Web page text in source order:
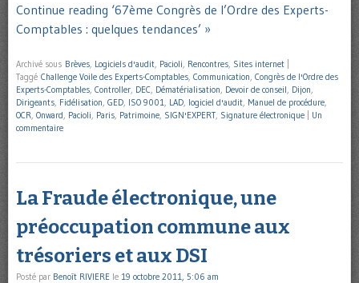
Continue reading ‘67ème Congrès de l’Ordre des Experts-
Comptables : quelques tendances’ »
Archivé sous Brèves, Logiciels d'audit, Pacioli, Rencontres, Sites internet
Taggé Challenge Voile des Experts-Comptables, Communication, Congrès de l'Ordre des
Experts-Comptables, Controller, DEC, Dématérialisation, Devoir de conseil, Dijon,
Dirigeants, Fidélisation, GED, ISO 9001, LAD, logiciel d'audit, Manuel de procédure,
OCR, Onward, Pacioli, Paris, Patrimoine, SIGN'EXPERT, Signature électronique
Un
commentaire
La Fraude électronique, une
préoccupation commune aux
trésoriers et aux DSI
Posté par Benoît RIVIERE le 19 octobre 2011, 5:06 am